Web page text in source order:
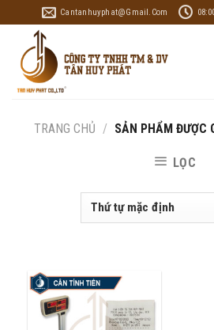
to
content
Cantanhuyphat@gmail.com
TRANG CHỦ / SẢN PHẨM ĐƯỢC
LỌC